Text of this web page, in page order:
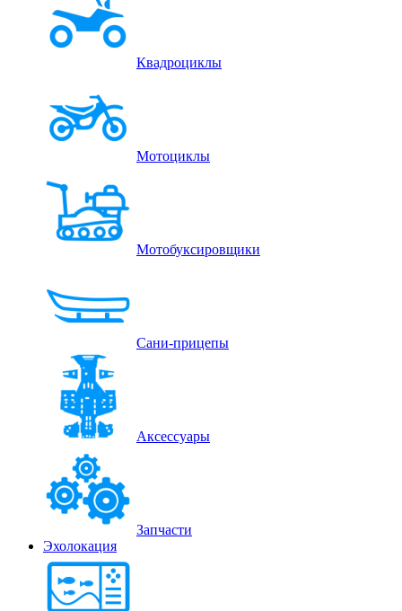
Квадроциклы
Мотоциклы
Мотобуксировщики
Сани-прицепы
Аксессуары
Запчасти
Эхолокация